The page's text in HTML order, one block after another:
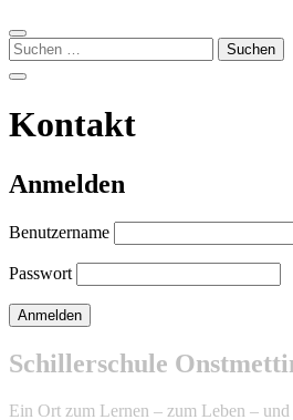
Suchen
nach:
Kontakt
Anmelden
Benutzername
Passwort
Schillerschule
Ein Ort zum Lernen – zum Leben –